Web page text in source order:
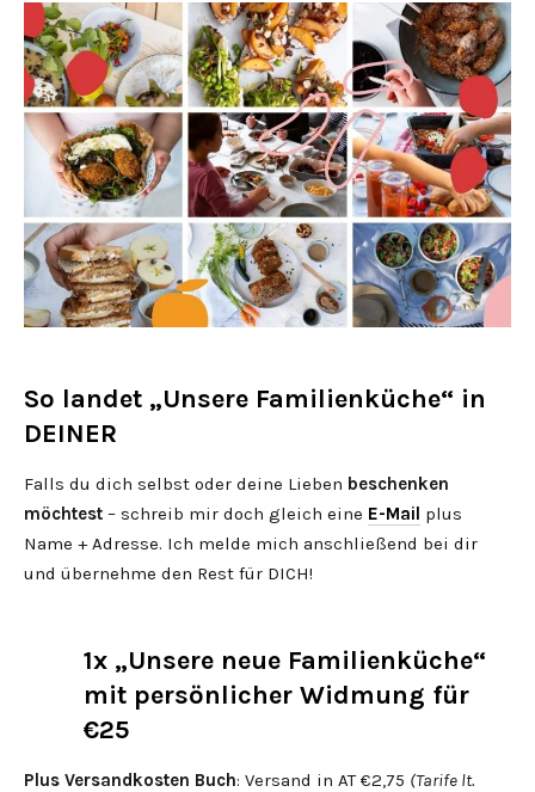
So landet „Unsere Familienküche“ in
DEINER
Falls du dich selbst oder deine Lieben beschenken
möchtest – schreib mir doch gleich eine E-Mail plus
Name + Adresse. Ich melde mich anschließend bei dir
und übernehme den Rest für DICH!
1x „Unsere neue Familienküche“
mit persönlicher Widmung für
€25
Plus Versandkosten Buch: Versand in AT €2,75 (Tarife lt.